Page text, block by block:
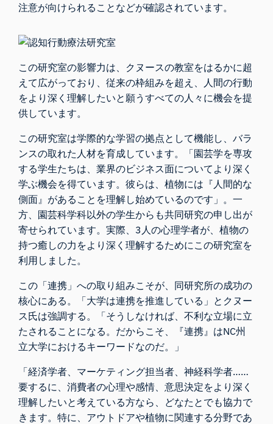
注意が向けられることなどが確認されています。
この研究室の影響力は、クヌースの教室をはるかに超
えて広がっており、従来の枠組みを超え、人間の行動
をより深く理解したいと願うすべての人々に機会を提
供しています。
この研究室は学際的な学習の拠点として機能し、バラ
ンスの取れた人材を育成しています。「園芸学を専攻
する学生たちは、業界のビジネス面についてより深く
学ぶ機会を得ています。彼らは、植物には『人間的な
側面』があることを理解し始めているのです」。一
方、園芸科学科以外の学生からも共同研究の申し出が
寄せられています。実際、3人の心理学者が、植物の
持つ癒しの力をより深く理解するためにこの研究室を
利用しました。
この「連携」への取り組みこそが、同研究所の成功の
核心にある。「大学は連携を推進している」とクヌー
ス氏は強調する。「そうしなければ、不利な立場に立
たされることになる。だからこそ、『連携』はNC州
立大学におけるキーワードなのだ。」
「経済学者、マーケティング担当者、神経科学者……
要するに、消費者の心理や感情、意思決定をより深く
理解したいと考えている方なら、どなたとでも協力で
きます。特に、アウトドアや植物に関連する分野であ